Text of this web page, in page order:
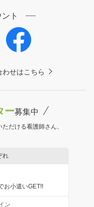
ト
せはこちら
ー募集中
だける看護師さん、
れ
お小遣いGET!!
ン